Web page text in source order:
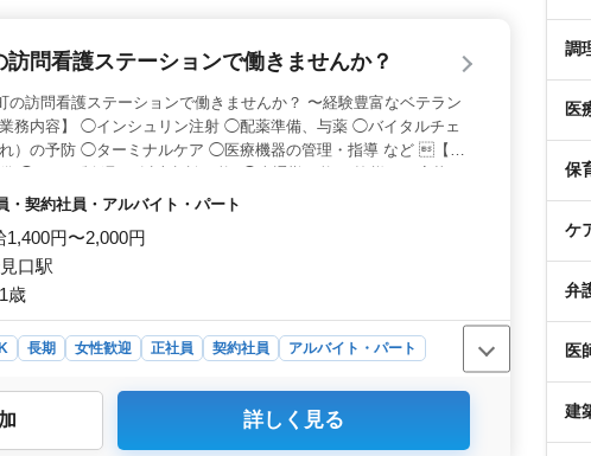
問看護ステーションで働きませんか？
の訪問看護ステーションで働きませんか？ 〜経験豊富なベテラン
務内容】 ◯インシュリン注射 ◯配薬準備、与薬 ◯バイタルチェ
）の予防 ◯ターミナルケア ◯医療機器の管理・指導 など 【備
◯シフト制(週3日以上相談可能) ◯車通勤可能☆ 皆様のご応募お
まずはお気軽にお問い合わせください♪
契約社員・アルバイト・パート
円〜2,000円
口駅
歳
長期 女性歓迎 正社員 契約社員
アルバイト・パート
ションで、正看護師や准看護師免許を持つ方を募集。 経験
詳しく見る
調
医
保
ケ
弁
医
建